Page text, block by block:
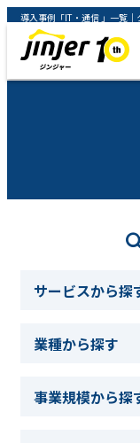
導入事例「IT・通信 」一覧
サービスから探
業種から探す
事業規模から探